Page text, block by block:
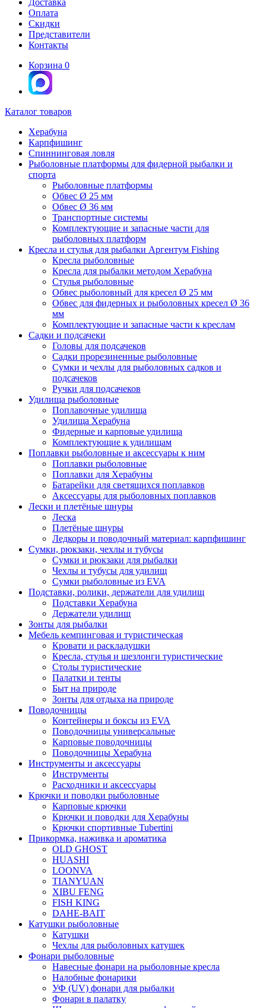
Оплата
Скидки
Представители
Контакты
Корзина 0
Каталог товаров
Херабуна
Карпфишинг
Спиннинговая ловля
Рыболовные платформы для фидерной рыбалки и
спорта
Рыболовные платформы
Обвес Ø 25 мм
Обвес Ø 36 мм
Транспортные системы
Комплектующие и запасные части для
рыболовных платформ
Кресла и стулья для рыбалки Аргентум Fishing
Кресла рыболовные
Кресла для рыбалки методом Херабуна
Стулья рыболовные
Обвес рыболовный для кресел Ø 25 мм
Обвес для фидерных и рыболовных кресел Ø 36
мм
Комплектующие и запасные части к креслам
Садки и подсачеки
Головы для подсачеков
Садки прорезиненные рыболовные
Сумки и чехлы для рыболовных садков и
подсачеков
Ручки для подсачеков
Удилища рыболовные
Поплавочные удилища
Удилища Херабуна
Фидерные и карповые удилища
Комплектующие к удилищам
Поплавки рыболовные и аксессуары к ним
Поплавки рыболовные
Поплавки для Херабуны
Батарейки для светящихся поплавков
Аксессуары для рыболовных поплавков
Лески и плетёные шнуры
Леска
Плетёные шнуры
Ледкоры и поводочный материал: карпфишинг
Сумки, рюкзаки, чехлы и тубусы
Сумки и рюкзаки для рыбалки
Чехлы и тубусы для удилищ
Сумки рыболовные из EVA
Подставки, ролики, держатели для удилищ
Подставки Херабуна
Держатели удилищ
Зонты для рыбалки
Мебель кемпинговая и туристическая
Кровати и раскладушки
Кресла, стулья и шезлонги туристические
Столы туристические
Палатки и тенты
Быт на природе
Зонты для отдыха на природе
Поводочницы
Контейнеры и боксы из EVA
Поводочницы универсальные
Карповые поводочницы
Поводочницы Херабуна
Инструменты и аксессуары
Инструменты
Расходники и аксессуары
Крючки и поводки рыболовные
Карповые крючки
Крючки и поводки для Херабуны
Крючки спортивные Tubertini
Прикормка, наживка и ароматика
OLD GHOST
HUASHI
LOONVA
TIANYUAN
XIBU FENG
FISH KING
DAHE-BAIT
Катушки рыболовные
Катушки
Чехлы для рыболовных катушек
Фонари рыболовные
Навесные фонари на рыболовные кресла
Налобные фонарики
УФ (UV) фонари для рыбалки
Фонари в палатку